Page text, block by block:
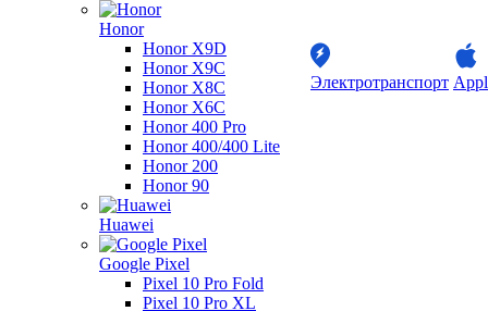
Honor
Honor X9D
Honor X9C
Honor X8C
Honor X6C
Honor 400 Pro
Honor 400/400 Lite
Honor 200
Honor 90
Huawei
Google Pixel
Pixel 10 Pro Fold
Pixel 10 Pro XL
Электротранспорт